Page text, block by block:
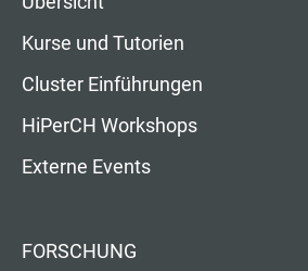
Kurse und Tutorien
Cluster Einführungen
HiPerCH Workshops
Externe Events
FORSCHUNG